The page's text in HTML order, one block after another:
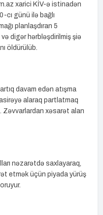
xarici KİV-ə istinadən
cı günü ilə bağlı
planlaşdıran 5
digər hərbləşdirilmiş şiə
öldürülüb.
davam edən atışma
alaraq partlatmaq
Zəvvarlardan xəsarət alan
nəzarətdə saxlayaraq,
etmək üçün piyada yürüş